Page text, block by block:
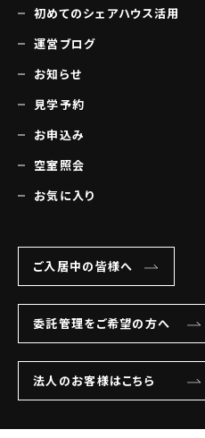
初めてのシェアハウス活用
運営ブログ
お知らせ
見学予約
お申込み
空室照会
お気に入り
ご入居中の皆様へ
委託管理をご希望の方へ
法人のお客様はこちら